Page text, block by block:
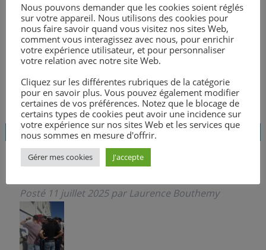
Record battu au Pôle Sup’ Callo !
Posté14 juillet 2025 parLaurence Bouthemy
Posté 11 juillet 2025 par Laurence Bouthemy
Nous pouvons demander que les cookies soient réglés
sur votre appareil. Nous utilisons des cookies pour
nous faire savoir quand vous visitez nos sites Web,
comment vous interagissez avec nous, pour enrichir
votre expérience utilisateur, et pour personnaliser
votre relation avec notre site Web.
Cliquez sur les différentes rubriques de la catégorie
pour en savoir plus. Vous pouvez également modifier
certaines de vos préférences. Notez que le blocage de
certains types de cookies peut avoir une incidence sur
votre expérience sur nos sites Web et les services que
nous sommes en mesure d'offrir.
Gérer mes cookies J'accepte